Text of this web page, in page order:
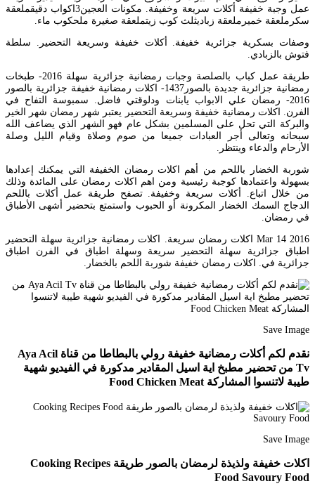
عمل وجبة خفيفة أكلات سريعة وخفيفة. مكونات العجين3اكواب دقيقملعقة
سكرملعقة خميرملعقة زباديثلث كوب زيتملعقة صغيرة ملحكوب ماء.
وصفات بسكرية جزائرية خفيفة. أكلات خفيفة وسريعة التحضير. سلطة
فتوش بالزبادي.
طريقة عمل كباب بالصلصة وجبات رمضانية جزائرية سهلة 2016- طبخات
رمضانية جزائرية جديدة بالصور1437- اكلات رمضانية خفيفة جزائرية بالصور
2016- رمضان علي الابواب يابنات ودلوقتي فاضل. سمبوسة التفاح في
الفرن. اكلات رمضانية خفيفة وسريعة التحضير يعتبر شهر رمضان شهر الخير
والبركة التي تحل على المسلمين بشكل عام فهو الشهر الذي يضاعف الله
سبحانه وتعالى أجر العبادات جميعا من صوم وصلاة وقيام الليل وصلة
الأرحام والدعاء وينتظر.
شوربة الخضار باللحم من أهم اكلات رمضان الخفيفة التي يمكنك إعدادها
بسهولة واعتمادها كوجبة رئيسية ومن اهم اكلات رمضان على المائدة وذلك
من خلال اتباع. أكلات سريعة وخفيفة. تصفح طريقة عمل أكلات باللحم
الدجاج السمك الخضار المكرونة أو الحبوب واستمتع بتحضير أشهى الأطباق
في رمضان.
Mar 14 2016 اكلات رمضان سريعة. اكلات رمضانية جزائرية سهلة التحضير
اطباق جزائرية سهلة التحضير سريعة وسهلة اطباق في الفرن اطباق
جزائرية في. اكلات رمضان خفيفة شوربة اللحم بالخضار.
Save Image
نقدم لكم أكلات رمضانية خفيفة رولي بالبطاطا من قناة Aya Acil
Tv من تحضير مطبخ اية اسيل المقادير مدكورة في الفيديو شهية
طيبة لاتنسوا المشاركة Food Chicken Meat
Save Image
اكلات خفيفة ولذيذة لرمضان بالصور طريقة Cooking Recipes
Food Savoury Food